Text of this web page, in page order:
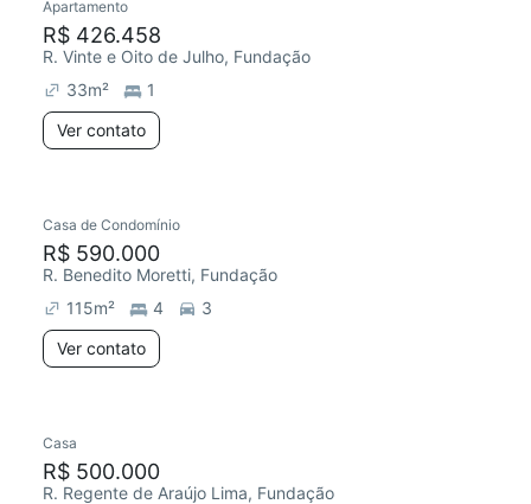
Apartamento
R$ 426.458
R. Vinte e Oito de Julho, Fundação
33m²
1
Ver contato
Casa de Condomínio
R$ 590.000
R. Benedito Moretti, Fundação
115m² 4
3
Ver contato
Casa
R$ 500.000
R. Regente de Araújo Lima, Fundação